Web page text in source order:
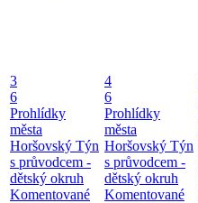
3
6
Prohlídky
města
Horšovský Týn
s průvodcem -
dětský okruh
Komentované
4
6
Prohlídky
města
Horšovský Týn
s průvodcem -
dětský okruh
Komentované